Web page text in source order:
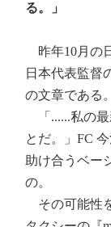
る。」
昨年10月の
日本代表監督
の文章である。
「......私の最
とだ。」FC
助け合うベー
の。
その可能性